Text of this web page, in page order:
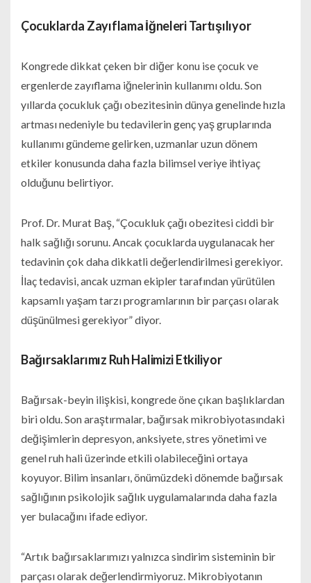
Çocuklarda Zayıflama İğneleri Tartışılıyor
Kongrede dikkat çeken bir diğer konu ise çocuk ve
ergenlerde zayıflama iğnelerinin kullanımı oldu. Son
yıllarda çocukluk çağı obezitesinin dünya genelinde hızla
artması nedeniyle bu tedavilerin genç yaş gruplarında
kullanımı gündeme gelirken, uzmanlar uzun dönem
etkiler konusunda daha fazla bilimsel veriye ihtiyaç
olduğunu belirtiyor.
Prof. Dr. Murat Baş, “Çocukluk çağı obezitesi ciddi bir
halk sağlığı sorunu. Ancak çocuklarda uygulanacak her
tedavinin çok daha dikkatli değerlendirilmesi gerekiyor.
İlaç tedavisi, ancak uzman ekipler tarafından yürütülen
kapsamlı yaşam tarzı programlarının bir parçası olarak
düşünülmesi gerekiyor” diyor.
Bağırsaklarımız Ruh Halimizi Etkiliyor
Bağırsak-beyin ilişkisi, kongrede öne çıkan başlıklardan
biri oldu. Son araştırmalar, bağırsak mikrobiyotasındaki
değişimlerin depresyon, anksiyete, stres yönetimi ve
genel ruh hali üzerinde etkili olabileceğini ortaya
koyuyor. Bilim insanları, önümüzdeki dönemde bağırsak
sağlığının psikolojik sağlık uygulamalarında daha fazla
yer bulacağını ifade ediyor.
“Artık bağırsaklarımızı yalnızca sindirim sisteminin bir
parçası olarak değerlendirmiyoruz. Mikrobiyotanın